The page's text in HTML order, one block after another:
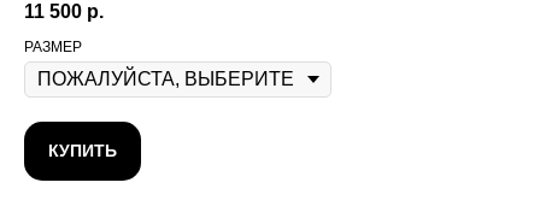
11 500 р.
РАЗМЕР
КУПИТЬ